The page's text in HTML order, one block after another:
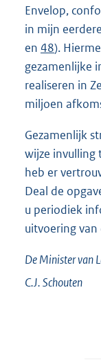
Envelop,
in mijn
en 48).
gezamenlijke
realiseren in
miljoen
Gezamenlijk
wijze invulling
heb er
Deal de
u periodiek
uitvoering van
De Minister van
C.J.Schouten